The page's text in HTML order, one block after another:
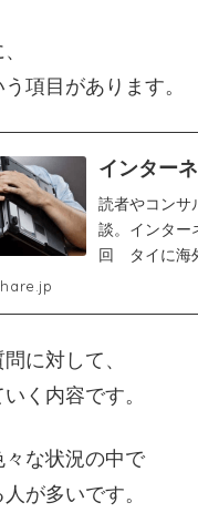
項目があります。
インター
読者やコンサ
談。インター
回 タイに海
に対して、
く内容です。
な状況の中で
が多いです。